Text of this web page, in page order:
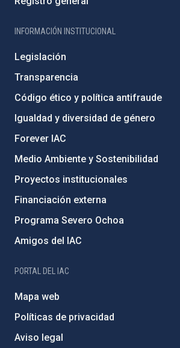
INFORMACIÓN INSTITUCIONAL
Legislación
Transparencia
Código ético y política antifraude
Igualdad y diversidad de género
Forever IAC
Medio Ambiente y Sostenibilidad
Proyectos institucionales
Financiación externa
Programa Severo Ochoa
Amigos del IAC
PORTAL DEL IAC
Mapa web
Políticas de privacidad
Aviso legal